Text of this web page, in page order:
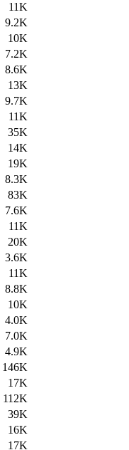
11K
9.2K
10K
7.2K
8.6K
13K
9.7K
11K
35K
14K
19K
8.3K
83K
7.6K
11K
20K
3.6K
11K
8.8K
10K
4.0K
7.0K
4.9K
146K
17K
112K
39K
16K
17K